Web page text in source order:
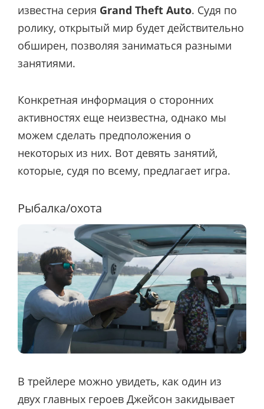
известна серия Grand Theft Auto. Судя по
ролику, открытый мир будет действительно
обширен, позволяя заниматься разными
занятиями.
Конкретная информация о сторонних
активностях еще неизвестна, однако мы
можем сделать предположения о
некоторых из них. Вот девять занятий,
которые, судя по всему, предлагает игра.
Рыбалка/охота
В трейлере можно увидеть, как один из
двух главных героев Джейсон закидывает